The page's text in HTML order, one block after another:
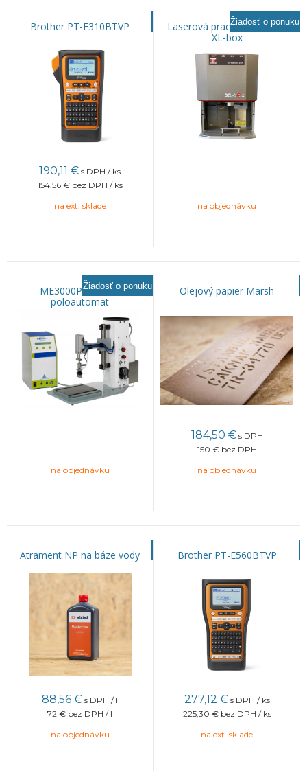
Brother PT-E310BTVP
190,11 € s DPH / ks
154,56 € bez DPH / ks
na ext. sklade
Laserová pracovná stanica
XL-box
Žiadosť o ponuku
na objednávku
ME3000P značiaci
poloautomat
Žiadosť o ponuku
na objednávku
Olejový papier Marsh
184,50 € s DPH
150 € bez DPH
na objednávku
Atrament NP na báze vody
88,56 € s DPH / l
72 € bez DPH / l
na objednávku
Brother PT-E560BTVP
277,12 € s DPH / ks
225,30 € bez DPH / ks
na ext. sklade